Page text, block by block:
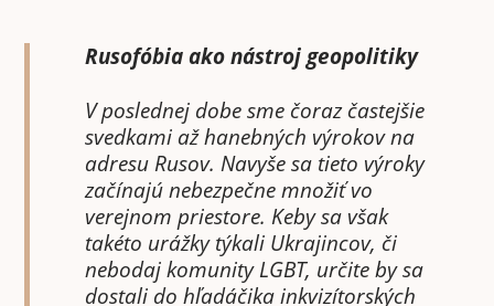
Rusofóbia ako nástroj geopolitiky
V poslednej dobe sme čoraz častejšie
svedkami až hanebných výrokov na
adresu Rusov. Navyše sa tieto výroky
začínajú nebezpečne množiť vo
verejnom priestore. Keby sa však
takéto urážky týkali Ukrajincov, či
nebodaj komunity LGBT, určite by sa
dostali do hľadáčika inkvizítorských